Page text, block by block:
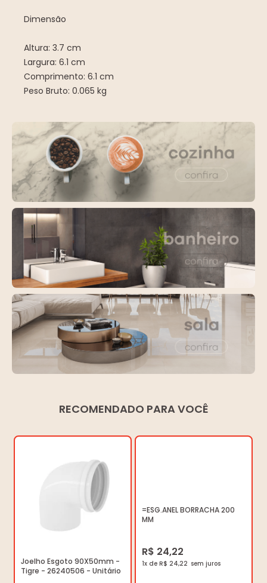
Dimensão
Altura: 3.7 cm
Largura: 6.1 cm
Comprimento: 6.1 cm
Peso Bruto: 0.065 kg
RECOMENDADO PARA VOCÊ
Joelho Esgoto 90X50mm -
Tigre - 26240506 - Unitário
=ESG.ANEL BORRACHA 200
MM
R$ 24,22
1x de R$ 24,22